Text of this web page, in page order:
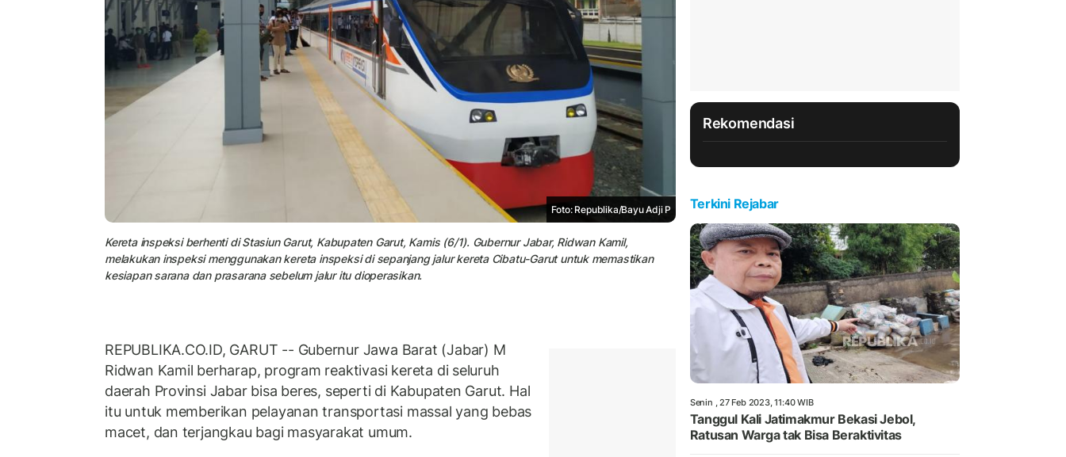
Foto: Republika/Bayu Adji P
Kereta inspeksi berhenti di Stasiun Garut, Kabupaten Garut, Kamis (6/1). Gubernur Jabar, Ridwan Kamil,
melakukan inspeksi menggunakan kereta inspeksi di sepanjang jalur kereta Cibatu-Garut untuk memastikan
kesiapan sarana dan prasarana sebelum jalur itu dioperasikan.
REPUBLIKA.CO.ID, GARUT -- Gubernur Jawa Barat (Jabar) M
Ridwan Kamil berharap, program reaktivasi kereta di seluruh
daerah Provinsi Jabar bisa beres, seperti di Kabupaten Garut. Hal
itu untuk memberikan pelayanan transportasi massal yang bebas
macet, dan terjangkau bagi masyarakat umum.
Rekomendasi
Terkini Rejabar
Senin , 27 Feb 2023, 11:40 WIB
Tanggul Kali Jatimakmur Bekasi Jebol,
Ratusan Warga tak Bisa Beraktivitas